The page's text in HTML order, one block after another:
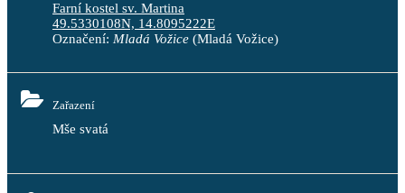
Farní kostel sv. Martina
49.5330108N, 14.8095222E
Označení: Mladá Vožice (Mladá Vožice)
Zařazení
Mše svatá